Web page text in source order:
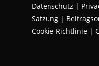
Datenschutz |
Satzung |
Cookie-Richtlinie |